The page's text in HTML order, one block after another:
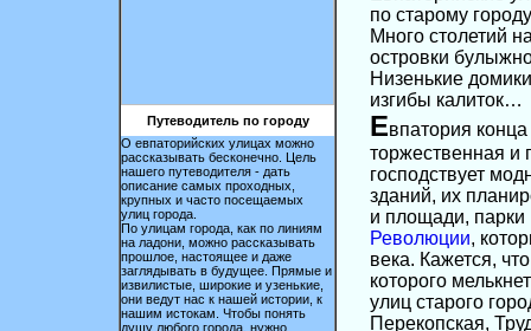
Путеводитель по городу
О евпаторийских улицах можно
рассказывать бесконечно. Цель
нашего путеводителя - дать
описание самых проходных,
крупных и часто посещаемых
улиц города.
По улицам города, как по линиям
на ладони, можно рассказывать
прошлое, настоящее и даже
заглядывать в будущее. Прямые и
извилистые, широкие и узенькие,
они ведут нас к нашей истории, к
нашим истокам. Чтобы понять
душу любого города, нужно
по старому
Много столетий
островки
Низенькие
изгибы калиток…
Евпатория
торжественная и
господствует
зданий, их
и площади,
Революции,
века. Кажется,
которого
улиц старого
Перекопская,